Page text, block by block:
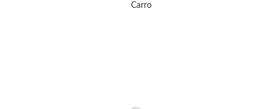
Carro